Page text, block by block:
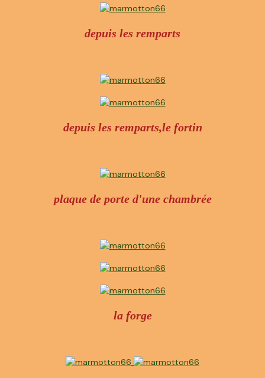
depuis les remparts
depuis les remparts,le fortin
plaque de porte d'une chambrée
la forge